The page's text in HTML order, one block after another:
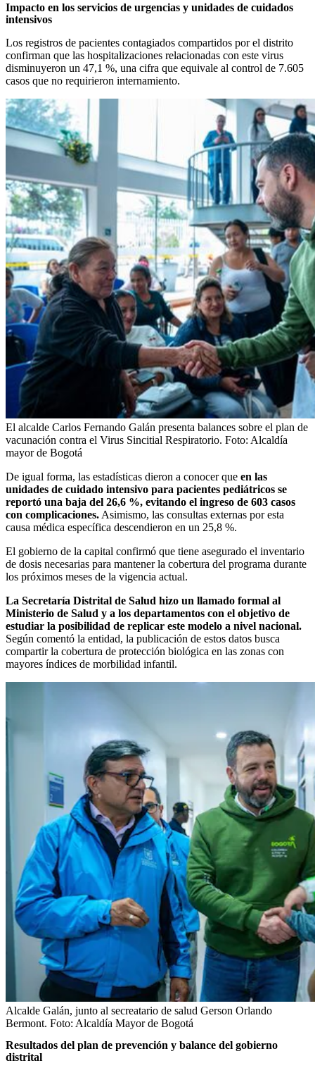
Impacto en los servicios de urgencias y unidades de cuidados
intensivos
Los registros de pacientes contagiados compartidos por el distrito
confirman que las hospitalizaciones relacionadas con este virus
disminuyeron un 47,1 %, una cifra que equivale al control de 7.605
casos que no requirieron internamiento.
El alcalde Carlos Fernando Galán presenta balances sobre el plan de
vacunación contra el Virus Sincitial Respiratorio. Foto: Alcaldía
mayor de Bogotá
De igual forma, las estadísticas dieron a conocer que en las
unidades de cuidado intensivo para pacientes pediátricos se
reportó una baja del 26,6 %, evitando el ingreso de 603 casos
con complicaciones. Asimismo, las consultas externas por esta
causa médica específica descendieron en un 25,8 %.
El gobierno de la capital confirmó que tiene asegurado el inventario
de dosis necesarias para mantener la cobertura del programa durante
los próximos meses de la vigencia actual.
La Secretaría Distrital de Salud hizo un llamado formal al
Ministerio de Salud y a los departamentos con el objetivo de
estudiar la posibilidad de replicar este modelo a nivel nacional.
Según comentó la entidad, la publicación de estos datos busca
compartir la cobertura de protección biológica en las zonas con
mayores índices de morbilidad infantil.
Alcalde Galán, junto al secreatario de salud Gerson Orlando
Bermont. Foto: Alcaldía Mayor de Bogotá
Resultados del plan de prevención y balance del gobierno
distrital